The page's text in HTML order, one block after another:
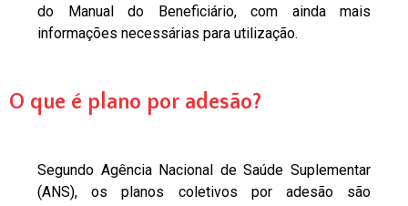
do Manual do Beneficiário, com ainda mais
informações necessárias para utilização.
O que é plano por adesão?
Segundo Agência Nacional de Saúde Suplementar
(ANS), os planos coletivos por adesão são